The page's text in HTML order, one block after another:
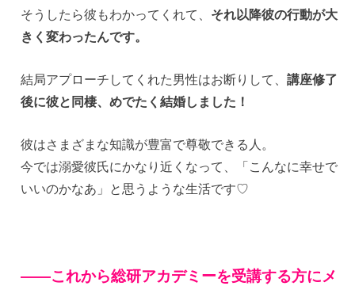
そうしたら彼もわかってくれて、 それ以降彼の行動が大
きく変わったんです。
結局アプローチしてくれた男性はお断りして、講座修了
後に彼と同棲、めでたく結婚しました！
彼はさまざまな知識が豊富で尊敬できる人。
今では溺愛彼氏にかなり近くなって、「こんなに幸せで
いいのかなあ」と思うような生活です♡
——これから総研アカデミーを受講する方にメ